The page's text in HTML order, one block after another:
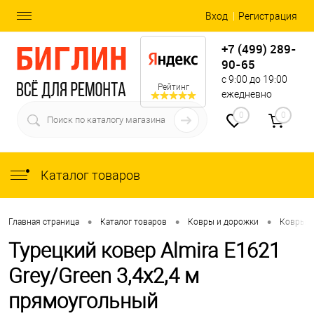
Вход Регистрация
Рейтинг
+7 (499) 289-
90-65
с 9:00 до 19:00
ежедневно
0 0
Каталог товаров
Главная страница • Каталог товаров • Ковры и дорожки • Ковры
Турецкий ковер Almira E1621
Grey/Green 3,4x2,4 м
прямоугольный